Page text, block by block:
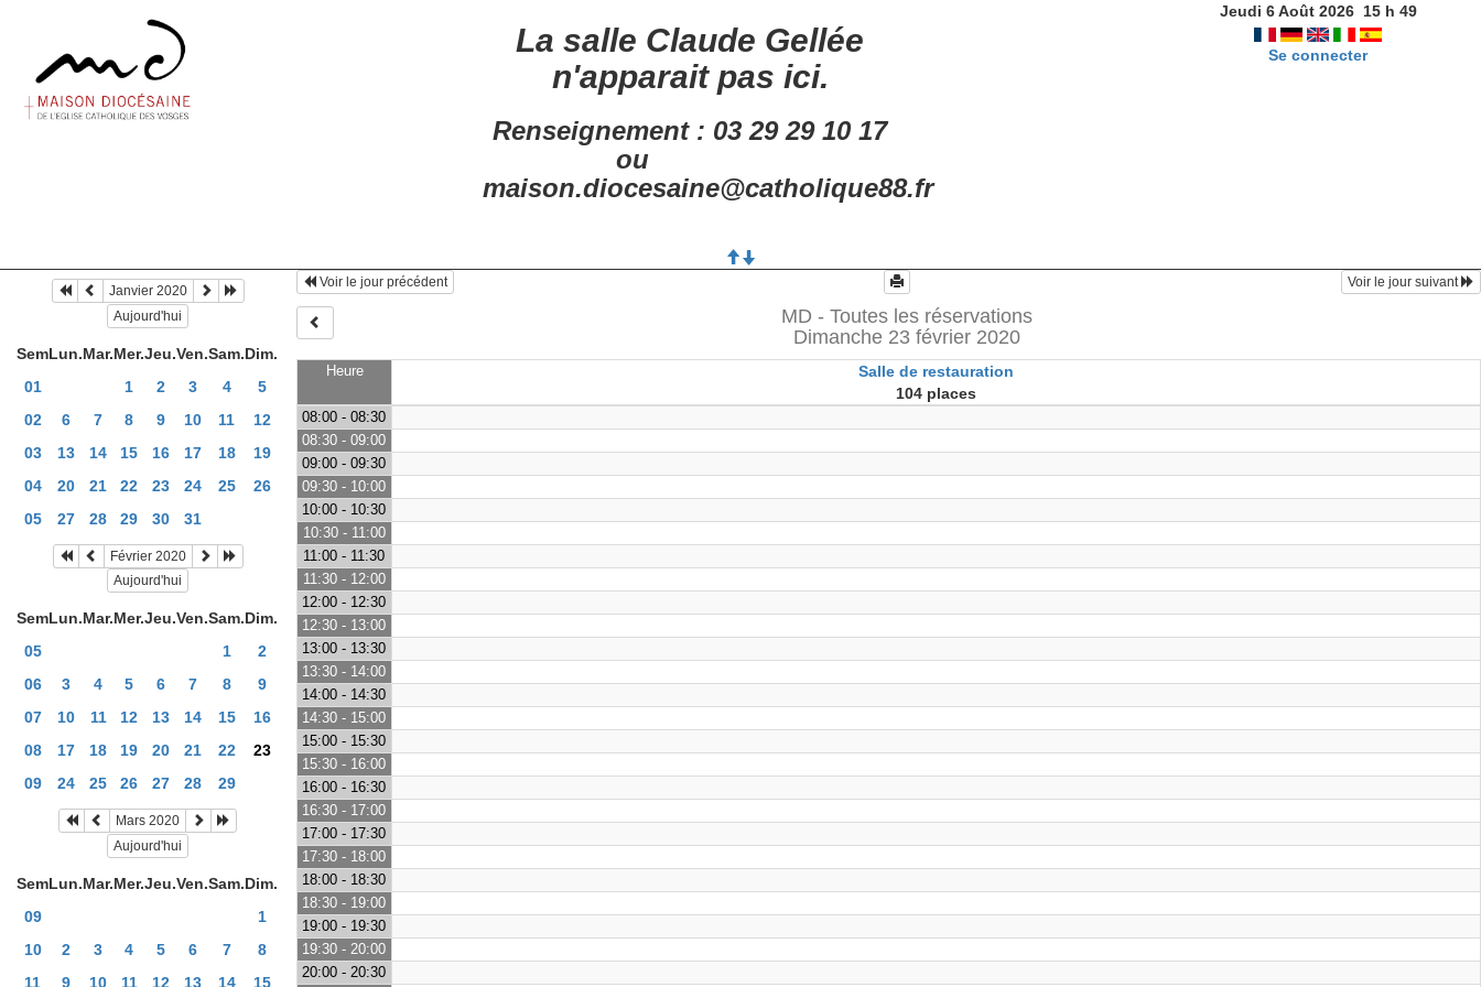
La salle Claude Gellée
n'apparait pas ici.
Renseignement : 03 29 29 10 17
ou
maison.diocesaine@catholique88.fr
Jeudi 6 Août 2026 15h 49
Se connecter
Janvier 2020
Aujourd'hui
SemLun.Mar.Mer.Jeu.Ven.Sam.Dim.
01
1 2 3 4
5
02
6 7 8 9 10 11
12
03
13 14 15 16 17 18
19
04
20 21 22 23 24 25
26
05
27 28 29 30 31
Février 2020
Aujourd'hui
SemLun.Mar.Mer.Jeu.Ven.Sam.Dim.
05
1
2
06
3 4 5 6 7 8
9
07
10 11 12 13 14 15
16
08
17 18 19 20 21 22
23
09
24 25 26 27 28 29
Mars 2020
Aujourd'hui
SemLun.Mar.Mer.Jeu.Ven.Sam.Dim.
09
1
10
2 3 4 5 6 7
8
11
9 10 11 12 13 14 15
Heure
Salle de restauration
104 places
Voir le jour précédent Voir le jour suivant
MD - Toutes les réservations
Dimanche 23 février 2020
08:00 - 08:30
08:30 - 09:00
09:00 - 09:30
09:30 - 10:00
10:00 - 10:30
10:30 - 11:00
11:00 - 11:30
11:30 - 12:00
12:00 - 12:30
12:30 - 13:00
13:00 - 13:30
13:30 - 14:00
14:00 - 14:30
14:30 - 15:00
15:00 - 15:30
15:30 - 16:00
16:00 - 16:30
16:30 - 17:00
17:00 - 17:30
17:30 - 18:00
18:00 - 18:30
18:30 - 19:00
19:00 - 19:30
19:30 - 20:00
20:00 - 20:30